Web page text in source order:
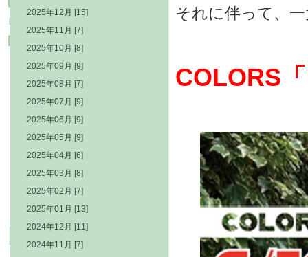
それに伴って、
COLORS
2025年12月 [15]
2025年11月 [7]
2025年10月 [8]
2025年09月 [9]
2025年08月 [7]
2025年07月 [9]
2025年06月 [9]
2025年05月 [9]
2025年04月 [6]
2025年03月 [8]
2025年02月 [7]
2025年01月 [13]
2024年12月 [11]
2024年11月 [7]